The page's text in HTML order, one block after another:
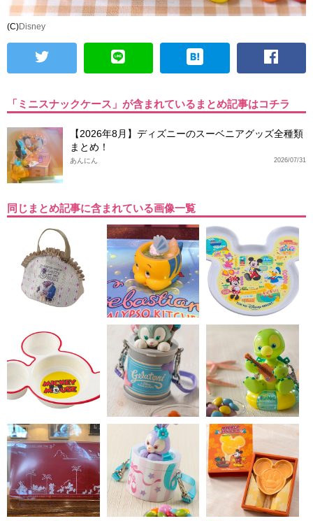
(C)Disney
「ミニスナックケース」が含まれているまとめ記事はコチラ
【2026年8月】ディズニーのスーベニアグッズ全種類
まとめ！
2026/07/31
あんにん
同じまとめ記事に含まれている画像一覧